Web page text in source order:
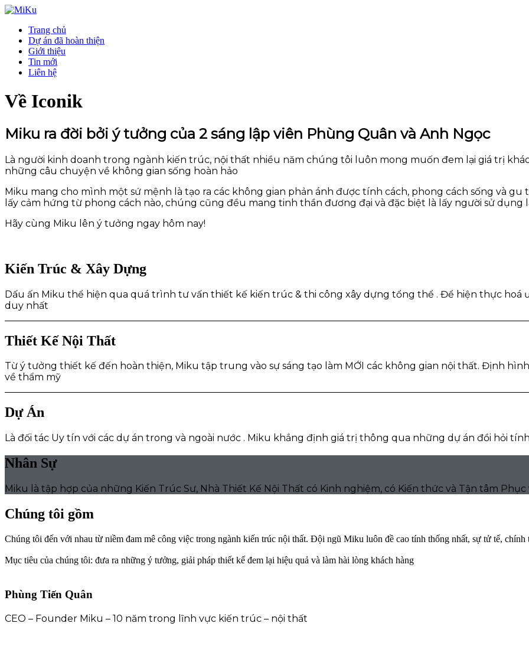
Trang chủ
Dự án đã hoàn thiện
Giới thiệu
Tin mới
Liên hệ
Về Iconik
Miku ra đời bởi ý tưởng của 2 sáng lập viên Phùng Quân và Anh Ngọc
Là người kinh doanh trong ngành kiến trúc, nội thất nhiều năm chúng tôi luôn mong muốn đem lại giá trị
những câu chuyện về không gian sống hoàn hảo
Miku mang cho mình một sứ mệnh là tạo ra các không gian phản ánh được tính cách, phong cách sống và
lấy cảm hứng từ phong cách nào, chúng cũng đều mang tinh thần đương đại và đặc biệt là lấy người sử dụng
Hãy cùng Miku lên ý tưởng ngay hôm nay!
Kiến Trúc & Xây Dựng
Dấu ấn Miku thể hiện qua quá trình tư vấn thiết kế kiến trúc & thi công xây dựng tổng thể . Để hiện thực hoá
duy nhất
Thiết Kế Nội Thất
Từ ý tưởng thiết kế đến hoàn thiện, Miku tập trung vào sự sáng tạo làm MỚI các không gian nội thất. Định
về thẩm mỹ
Dự Án
Là đối tác Uy tín với các dự án trong và ngoài nước . Miku khẳng định giá trị thông qua những dự án đồi hỏi
Nhân Sự
Miku là tập hợp của những Kiến Trúc Sư, Nhà Thiết Kế Nội Thất có Kinh nghiệm, có Kiến thức và Tận tâm Phục
Chúng tôi gồm
Chúng tôi đến với nhau từ niềm đam mê công việc trong ngành kiến trúc nội thất. Đội ngũ Miku luôn đề cao tính thống nhất, sự tử tế,
Mục tiêu của chúng tôi: đưa ra những ý tưởng, giải pháp thiết kế đem lại hiệu quả và làm hài lòng khách hàng
Phùng Tiến Quân
CEO – Founder Miku – 10 năm trong lĩnh vực kiến trúc – nội thất